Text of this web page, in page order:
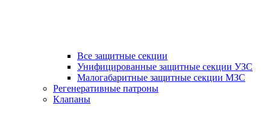
Все защитные секции
Унифицированные защитные секции УЗС
Малогабаритные защитные секции МЗС
Регенеративные патроны
Клапаны